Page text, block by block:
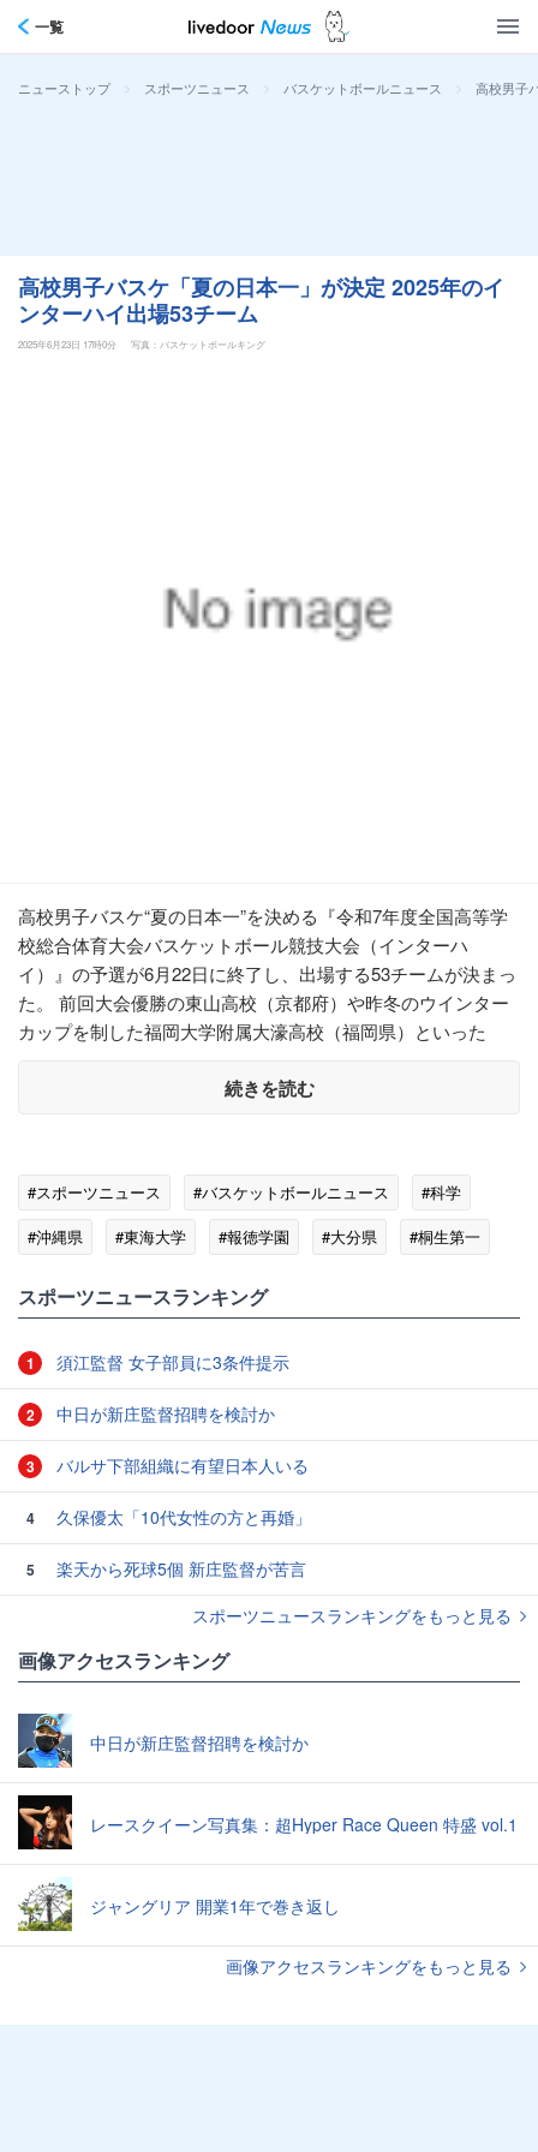
一覧
ニューストップ > スポーツニュース > バスケットボールニュース > 高校男子
高校男子バスケ「夏の日本一」が決定 2025年のイ
ンターハイ出場53チーム
2025年6月23日 17時0分 写真：バスケットボールキング
高校男子バスケ“夏の日本一”を決める『令和7年度全国高等学
校総合体育大会バスケットボール競技大会（インターハ
イ）』の予選が6月22日に終了し、出場する53チームが決まっ
た。 前回大会優勝の東山高校（京都府）や昨冬のウインター
カップを制した福岡大学附属大濠高校（福岡県）といった
続きを読む
#スポーツニュース #バスケットボールニュース
#科学
#沖縄県
#東海大学 #報徳学園 #大分県
#桐生第一
スポーツニュースランキング
1 須江監督 女子部員に3条件提示
2 中日が新庄監督招聘を検討か
3 バルサ下部組織に有望日本人いる
4 久保優太「10代女性の方と再婚」
5
楽天から死球5個 新庄監督が苦言
スポーツニュースランキングをもっと見る
画像アクセスランキング
中日が新庄監督招聘を検討か
レースクイーン写真集：超Hyper Race Queen 特盛 vol.1
ジャングリア 開業1年で巻き返し
画像アクセスランキングをもっと見る